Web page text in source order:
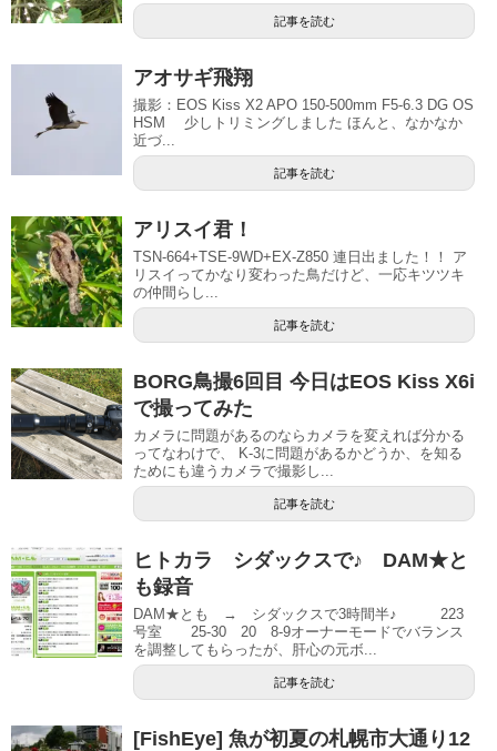
記事を読む
アオサギ飛翔
撮影：EOS Kiss X2 APO 150-500mm F5-6.3 DG OS
HSM 少しトリミングしました ほんと、なかなか
近づ...
記事を読む
アリスイ君！
TSN-664+TSE-9WD+EX-Z850 連日出ました！！ ア
リスイってかなり変わった鳥だけど、一応キツツキ
の仲間らし...
記事を読む
BORG鳥撮6回目 今日はEOS Kiss X6i
で撮ってみた
カメラに問題があるのならカメラを変えれば分かる
ってなわけで、 K-3に問題があるかどうか、を知る
ためにも違うカメラで撮影し...
記事を読む
ヒトカラ シダックスで♪ DAM★と
も録音
DAM★とも → シダックスで3時間半♪ 223
号室 25-30 20 8-9オーナーモードでバランス
を調整してもらったが、肝心の元ボ...
記事を読む
[FishEye] 魚が初夏の札幌市大通り12